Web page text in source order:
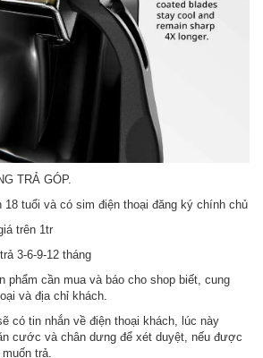
TRẢ GÓP.
18 tuổi và có sim điện thoại đăng ký chính chủ
trên 1tr
3-6-9-12 tháng
phẩm cần mua và báo cho shop biết, cung
và địa chỉ khách.
có tin nhắn về điện thoại khách, lúc này
cước và chân dưng để xét duyệt, nếu được
trả.